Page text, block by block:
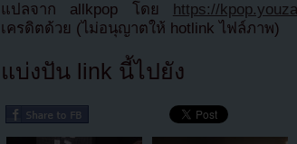
แปลจาก allkpop โดย https://
เครดิตด้วย (ไม่อนุญาตให้ hotlink ไฟล์ภาพ)
แบ่งปัน link นี้ไปยัง